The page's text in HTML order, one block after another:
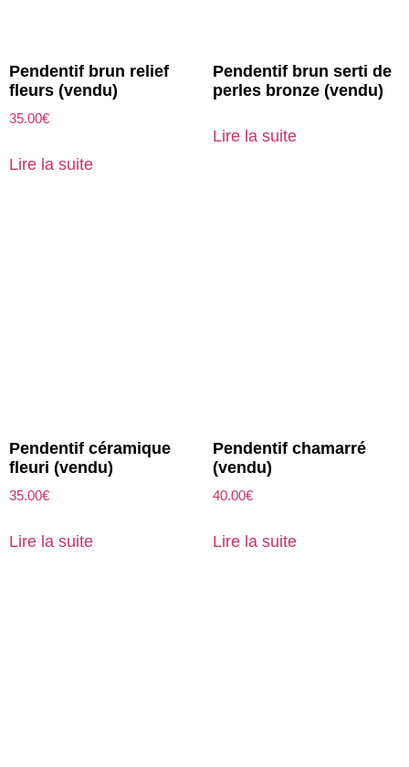
Pendentif brun relief
fleurs (vendu)
35.00€
Lire la suite
Pendentif brun serti de
perles bronze (vendu)
Lire la suite
Pendentif céramique
fleuri (vendu)
35.00€
Lire la suite
Pendentif chamarré
(vendu)
40.00€
Lire la suite